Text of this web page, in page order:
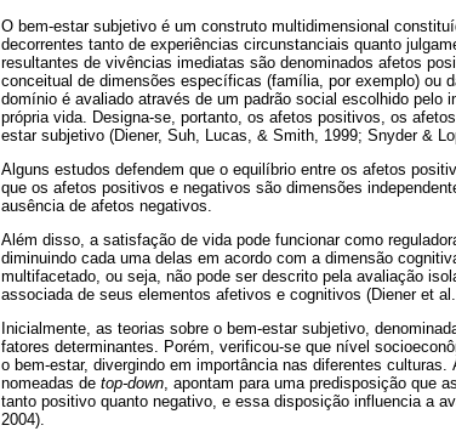
O bem-estar subjetivo é um construto multidimensional
decorrentes tanto de experiências circunstanciais quanto
resultantes de vivências imediatas são denominados afetos
conceitual de dimensões específicas (família, por exemplo) ou
domínio é avaliado através de um padrão social escolhido
própria vida. Designa-se, portanto, os afetos positivos, os
estar subjetivo (Diener, Suh, Lucas, & Smith, 1999; Snyder &
Alguns estudos defendem que o equilíbrio entre os afetos
que os afetos positivos e negativos são dimensões
ausência de afetos negativos.
Além disso, a satisfação de vida pode funcionar como
diminuindo cada uma delas em acordo com a dimensão
multifacetado, ou seja, não pode ser descrito pela avaliação
associada de seus elementos afetivos e cognitivos (Diener et
Inicialmente, as teorias sobre o bem-estar subjetivo,
fatores determinantes. Porém, verificou-se que nível
o bem-estar, divergindo em importância nas diferentes
nomeadas de top-down, apontam para uma predisposição que
tanto positivo quanto negativo, e essa disposição influencia a
2004).